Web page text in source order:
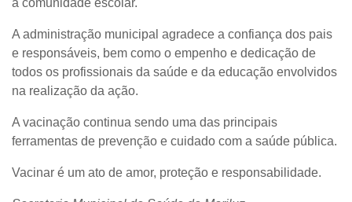
A administração municipal agradece a confiança dos pais
e responsáveis, bem como o empenho e dedicação de
todos os profissionais da saúde e da educação envolvidos
na realização da ação.
A vacinação continua sendo uma das principais
ferramentas de prevenção e cuidado com a saúde pública.
Vacinar é um ato de amor, proteção e responsabilidade.